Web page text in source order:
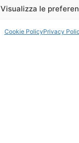
Visualizza le
Cookie PolicyPrivacy